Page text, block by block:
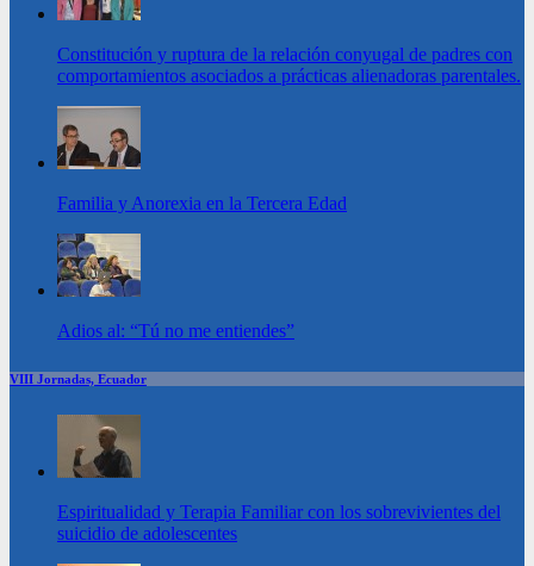
Constitución y ruptura de la relación conyugal de padres con
comportamientos asociados a prácticas alienadoras parentales.
Familia y Anorexia en la Tercera Edad
Adios al: “Tú no me entiendes”
VIII Jornadas, Ecuador
Espiritualidad y Terapia Familiar con los sobrevivientes del
suicidio de adolescentes